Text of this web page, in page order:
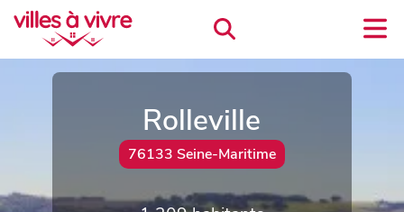
Rolleville
76133 Seine-Maritime